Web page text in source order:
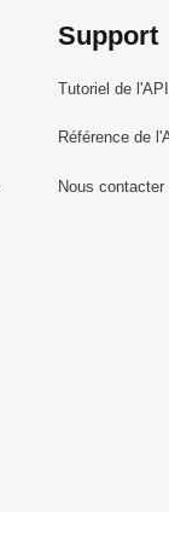
Support
Tutoriel de l'API
Référence de
Nous contacter